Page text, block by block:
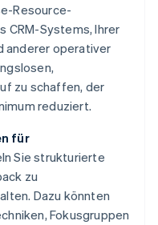
Resource-
CRM-Systems, Ihrer
anderer operativer
zu schaffen, der
reduziert.
für
Sie strukturierte
zu
Dazu könnten
Fokusgruppen